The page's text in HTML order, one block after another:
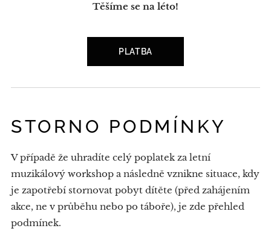
Těšíme se na léto!
PLATBA
STORNO PODMÍNKY
V případě že uhradíte celý poplatek za letní
muzikálový workshop a následně vznikne situace, kdy
je zapotřebí stornovat pobyt dítěte (před zahájením
akce, ne v průběhu nebo po táboře), je zde přehled
podmínek.